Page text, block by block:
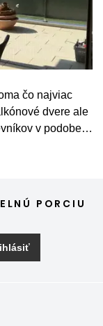
čo najviac
dvere ale
v podobe
nijako neruší
len minimálnu
môžete zvoliť
obmedziť
PORCIU